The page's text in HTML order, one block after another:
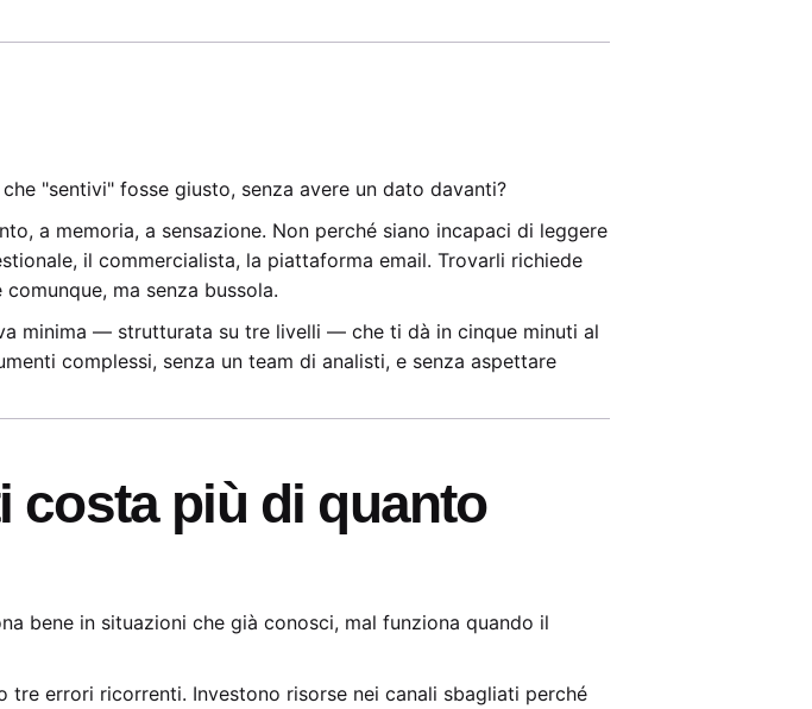
"sentivi" fosse giusto, senza avere un dato davanti?
a memoria, a sensazione. Non perché siano incapaci di leggere
il commercialista, la piattaforma email. Trovarli richiede
ma senza bussola.
minima — strutturata su tre livelli — che ti dà in cinque minuti al
complessi, senza un team di analisti, e senza aspettare
costa più di quanto
bene in situazioni che già conosci, mal funziona quando il
errori ricorrenti. Investono risorse nei canali sbagliati perché